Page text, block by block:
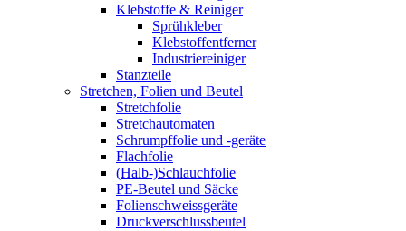
Klebstoffe & Reiniger
Sprühkleber
Klebstoffentferner
Industriereiniger
Stanzteile
Stretchen, Folien und Beutel
Stretchfolie
Stretchautomaten
Schrumpffolie und -geräte
Flachfolie
(Halb-)Schlauchfolie
PE-Beutel und Säcke
Folienschweissgeräte
Druckverschlussbeutel